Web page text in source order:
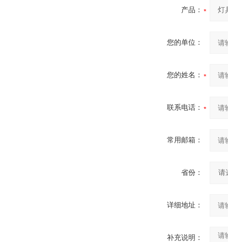
产品：
您的单位：
您的姓名：
联系电话：
常用邮箱：
省份：
详细地址：
补充说明：